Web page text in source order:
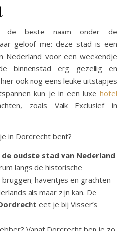
de beste naam onder de
geloof me: deze stad is een
Nederland voor een weekendje
binnenstad erg gezellig en
ook nog eens leuke uitstapjes
kun je in een luxe hotel
zoals Valk Exclusief in
in Dordrecht bent?
de oudste stad van Nederland
langs de historische
haventjes en grachten
als maar zijn kan. De
eet je bij Visser’s
Vanaf Dordrecht ben je zo